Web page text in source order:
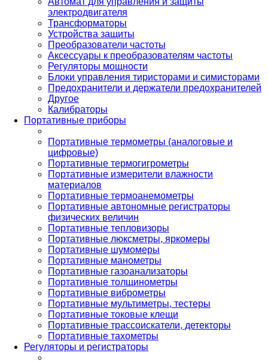
электродвигателя
Трансформаторы
Устройства защиты
Преобразователи частоты
Аксессуары к преобразователям частоты
Регуляторы мощности
Блоки управления тиристорами и симисторами
Предохранители и держатели предохранителей
Другое
Калибраторы
Портативные приборы
Портативные термометры (аналоговые и
цифровые)
Портативные термогигрометры
Портативные измерители влажности
материалов
Портативные термоанемометры
Портативные автономные регистраторы
физических величин
Портативные тепловизоры
Портативные люксметры, яркомеры
Портативные шумомеры
Портативные манометры
Портативные газоанализаторы
Портативные толщинометры
Портативные виброметры
Портативные мультиметры, тестеры
Портативные токовые клещи
Портативные трассоискатели, детекторы
Портативные тахометры
Регуляторы и регистраторы